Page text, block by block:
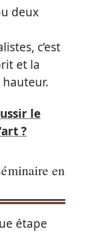
deux
c’est
et la
le
?
en
étape